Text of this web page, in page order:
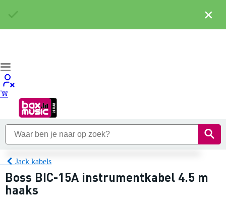
Jack kabels
Boss BIC-15A instrumentkabel 4.5 m
haaks
×